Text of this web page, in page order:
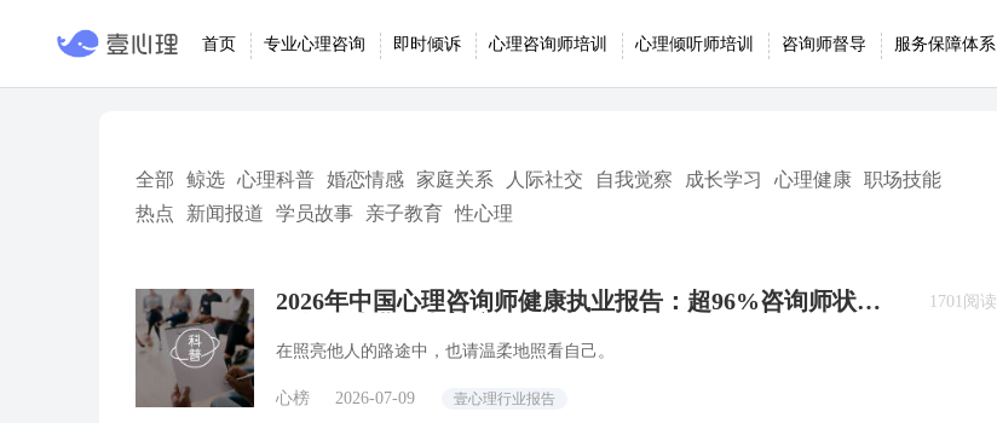
首页 专业心理咨询 即时倾诉 心理咨询师培训 心理倾听师培训 咨询师督导 服务保障体系
全部 鲸选 心理科普 婚恋情感 家庭关系 人际社交 自我觉察 成长学习 心理健康 职场技能
热点
新闻报道 学员故事 亲子教育 性心理
2026年中国心理咨询师健康执业报告：超96%咨询师状态
在照亮他人的路途中，也请温柔地照看自己。
心榜 2026-07-09 壹心理行业报告
1701阅读